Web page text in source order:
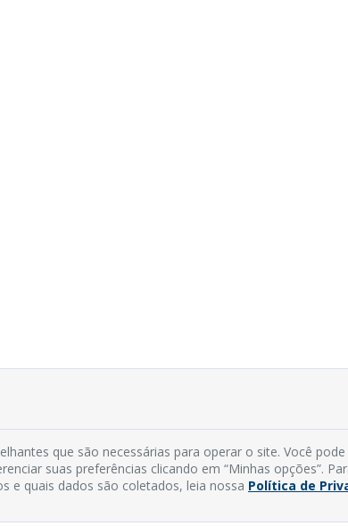
que são necessárias para operar o site. Você
suas preferências clicando em “Minhas opções”.
e quais dados são coletados, leia nossa Política de